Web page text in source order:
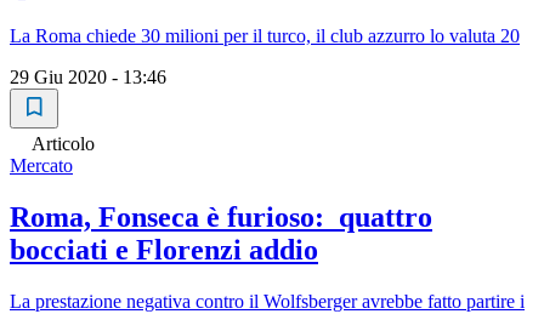
La Roma chiede 30 milioni per il turco, il club azzurro lo valuta 20
29 Giu 2020 - 13:46
Articolo
Mercato
Roma, Fonseca è furioso: quattro
bocciati e Florenzi addio
La prestazione negativa contro il Wolfsberger avrebbe fatto partire i